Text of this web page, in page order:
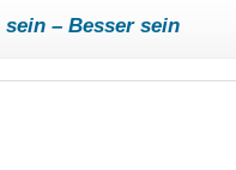
– Besser sein